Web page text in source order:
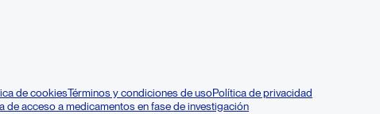
de cookiesTérminos y condiciones de usoPolítica de privacidad
de acceso a medicamentos en fase de investigación